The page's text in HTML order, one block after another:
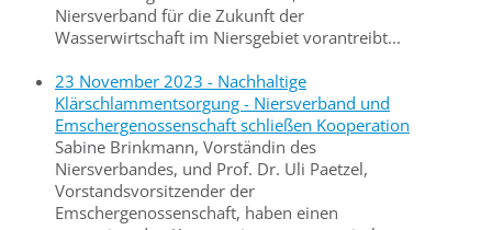
Niersverband für die Zukunft der
Wasserwirtschaft im Niersgebiet vorantreibt...
23 November 2023 - Nachhaltige
Klärschlammentsorgung - Niersverband und
Emschergenossenschaft schließen Kooperation
Sabine Brinkmann, Vorständin des
Niersverbandes, und Prof. Dr. Uli Paetzel,
Vorstandsvorsitzender der
Emschergenossenschaft, haben einen